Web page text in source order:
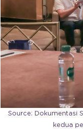
Source: Dokumentasi
kedua